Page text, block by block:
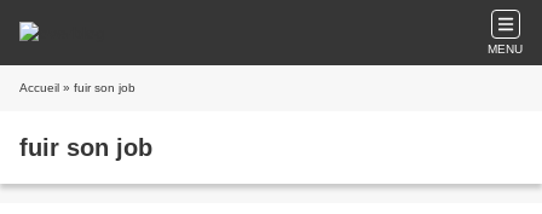
MENU
Accueil » fuir son job
fuir son job